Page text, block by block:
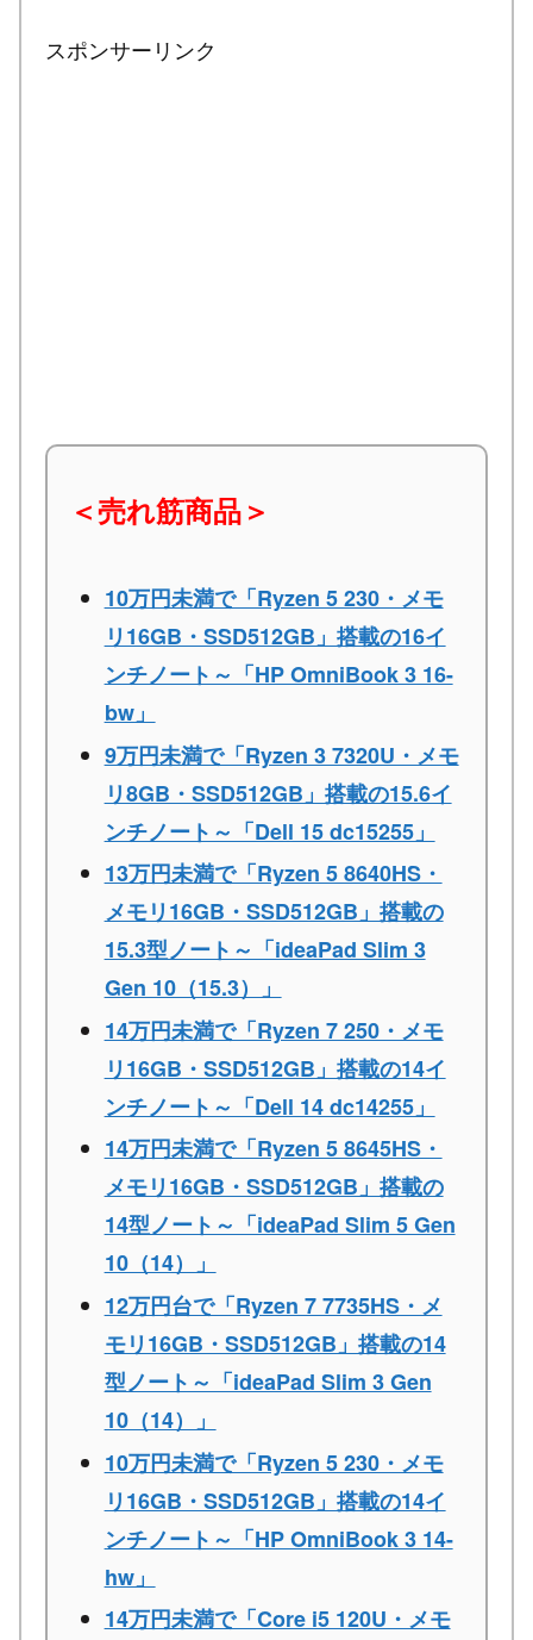
スポンサーリンク
＜売れ筋商品＞
10万円未満で「Ryzen 5 230・メモ
リ16GB・SSD512GB」搭載の16イ
ンチノート～「HP OmniBook 3 16-
bw」
9万円未満で「Ryzen 3 7320U・メモ
リ8GB・SSD512GB」搭載の15.6イ
ンチノート～「Dell 15 dc15255」
13万円未満で「Ryzen 5 8640HS・
メモリ16GB・SSD512GB」搭載の
15.3型ノート～「ideaPad Slim 3
Gen 10（15.3）」
14万円未満で「Ryzen 7 250・メモ
リ16GB・SSD512GB」搭載の14イ
ンチノート～「Dell 14 dc14255」
14万円未満で「Ryzen 5 8645HS・
メモリ16GB・SSD512GB」搭載の
14型ノート～「ideaPad Slim 5 Gen
10（14）」
12万円台で「Ryzen 7 7735HS・メ
モリ16GB・SSD512GB」搭載の14
型ノート～「ideaPad Slim 3 Gen
10（14）」
10万円未満で「Ryzen 5 230・メモ
リ16GB・SSD512GB」搭載の14イ
ンチノート～「HP OmniBook 3 14-
hw」
14万円未満で「Core i5 120U・メモ